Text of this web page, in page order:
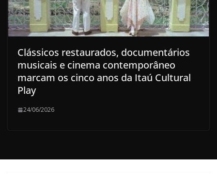
Clássicos restaurados, documentários
musicais e cinema contemporâneo
marcam os cinco anos da Itaú Cultural
Play
24/06/2026